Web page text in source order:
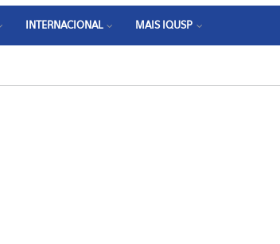
INTERNACIONAL MAIS IQUSP